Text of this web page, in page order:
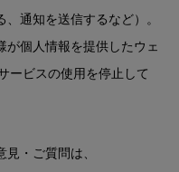
、通知を送信するなど）。
個人情報を提供したウェ
ービスの使用を停止して
・ご質問は、